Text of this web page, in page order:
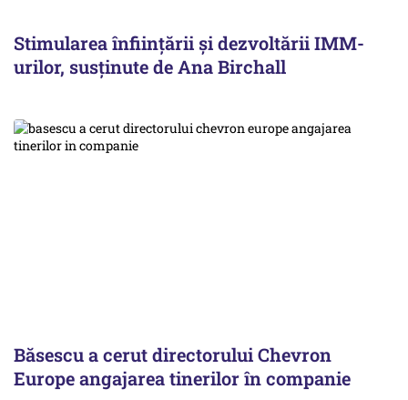
Stimularea înfiinţării şi dezvoltării IMM-
urilor, susținute de Ana Birchall
Băsescu a cerut directorului Chevron
Europe angajarea tinerilor în companie